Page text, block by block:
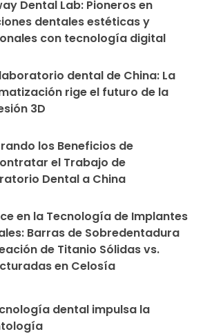
Dental Lab: Pioneros en
dentales estéticas y
con tecnología digital
laboratorio dental de China: La
rige el futuro de la
3D
los Beneficios de
el Trabajo de
Dental a China
en la Tecnología de Implantes
Barras de Sobredentadura
de Titanio Sólidas vs.
en Celosía
dental impulsa la